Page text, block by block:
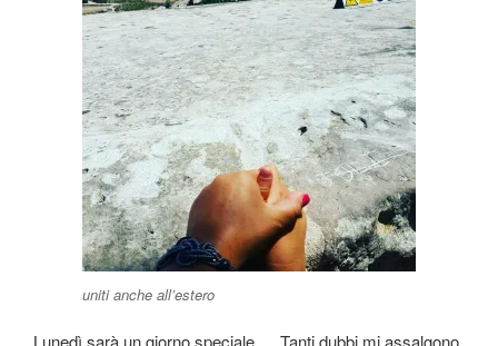
uniti anche all’estero
Lunedì sarà un giorno speciale…. Tanti dubbi mi assalgono